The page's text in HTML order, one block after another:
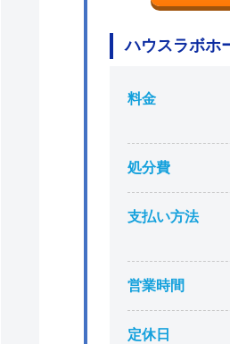
ハウスラボホ
料金
処分費
支払い方法
営業時間
定休日